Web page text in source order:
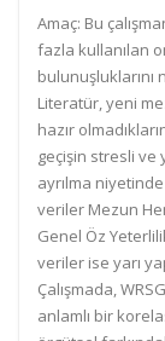
Amaç: Bu
fazla kullanılan
bulunuşluklarını
Literatür, yeni
hazır
geçişin stresli ve
ayrılma
veriler Mezun
Genel Öz
veriler ise yarı
Çalışmada,
anlamlı bir